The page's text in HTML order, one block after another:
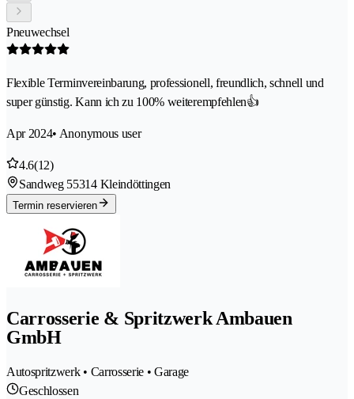
Pneuwechsel
Flexible Terminvereinbarung, professionell, freundlich, schnell und
super günstig. Kann ich zu 100% weiterempfehlen👍
Apr 2024• Anonymous user
4.6(12)
Sandweg 55314 Kleindöttingen
Termin reservieren
Carrosserie & Spritzwerk Ambauen
GmbH
Autospritzwerk • Carrosserie • Garage
Geschlossen